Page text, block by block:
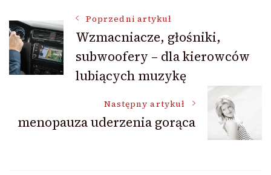
Nawigacja
wpisu
Poprzedni artykuł
Wzmacniacze, głośniki,
subwoofery – dla kierowców
lubiących muzykę
Następny artykuł
menopauza uderzenia gorąca